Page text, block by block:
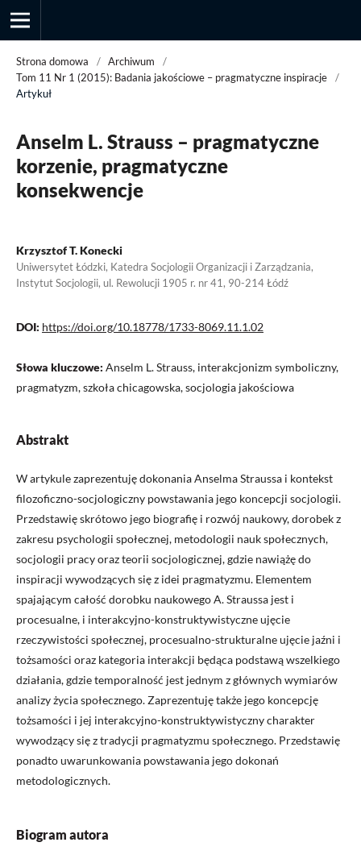
Strona domowa / Archiwum
/
Tom 11 Nr 1 (2015): Badania jakościowe – pragmatyczne inspiracje
/
Artykuł
Anselm L. Strauss – pragmatyczne
korzenie, pragmatyczne
konsekwencje
Krzysztof T. Konecki
Uniwersytet Łódzki, Katedra Socjologii Organizacji i Zarządzania,
Instytut Socjologii, ul. Rewolucji 1905 r. nr 41, 90-214 Łódź
DOI: https://doi.org/10.18778/1733-8069.11.1.02
Słowa kluczowe: Anselm L. Strauss, interakcjonizm symboliczny,
pragmatyzm, szkoła chicagowska, socjologia jakościowa
Abstrakt
W artykule zaprezentuję dokonania Anselma Straussa i kontekst
filozoficzno-socjologiczny powstawania jego koncepcji socjologii.
Przedstawię skrótowo jego biografię i rozwój naukowy, dorobek z
zakresu psychologii społecznej, metodologii nauk społecznych,
socjologii pracy oraz teorii socjologicznej, gdzie nawiążę do
inspiracji wywodzących się z idei pragmatyzmu. Elementem
spajającym całość dorobku naukowego A. Straussa jest i
procesualne, i interakcyjno-konstruktywistyczne ujęcie
rzeczywistości społecznej, procesualno-strukturalne ujęcie jaźni i
tożsamości oraz kategoria interakcji będąca podstawą wszelkiego
działania, gdzie temporalność jest jednym z głównych wymiarów
analizy życia społecznego. Zaprezentuję także jego koncepcję
tożsamości i jej interakcyjno-konstruktywistyczny charakter
wywodzący się z tradycji pragmatyzmu społecznego. Przedstawię
ponadto uwarunkowania powstawania jego dokonań
metodologicznych.
Biogram autora